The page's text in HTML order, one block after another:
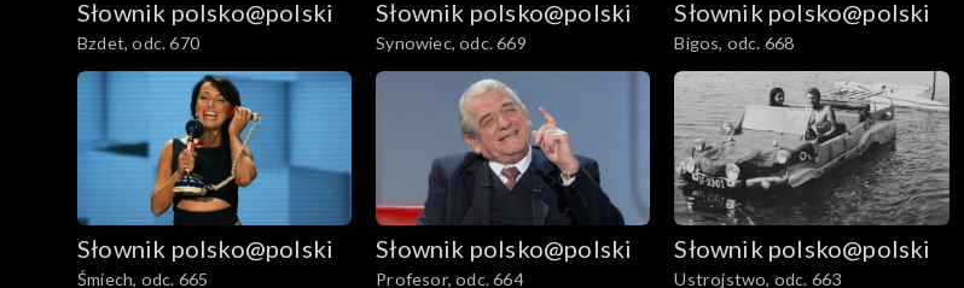
Słownik polsko@polski
Bzdet, odc. 670
Słownik polsko@polski
Synowiec, odc. 669
Słownik polsko@polski
Bigos, odc. 668
Słownik polsko@polski
Śmiech, odc. 665
Słownik polsko@polski
Profesor, odc. 664
Słownik polsko@polski
Ustrojstwo, odc. 663